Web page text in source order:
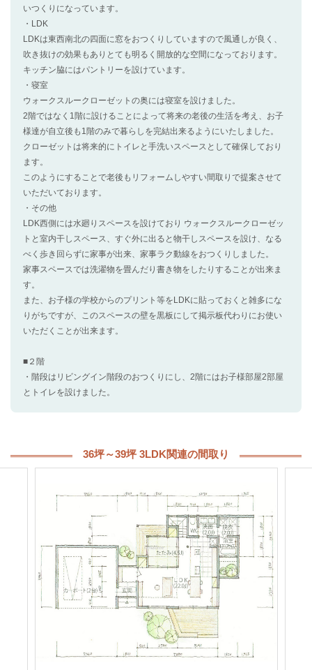
いつくりになっています。
・LDK
LDKは東西南北の四面に窓をおつくりしていますので風通しが良く、
吹き抜けの効果もありとても明るく開放的な空間になっております。
キッチン脇にはパントリーを設けています。
・寝室
ウォークスルークローゼットの奥には寝室を設けました。
2階ではなく1階に設けることによって将来の老後の生活を考え、お子
様達が自立後も1階のみで暮らしを完結出来るようにいたしました。
クローゼットは将来的にトイレと手洗いスペースとして確保しており
ます。
このようにすることで老後もリフォームしやすい間取りで提案させて
いただいております。
・その他
LDK西側には水廻りスペースを設けており ウォークスルークローゼッ
トと室内干しスペース、すぐ外に出ると物干しスペースを設け、なる
べく歩き回らずに家事が出来、家事ラク動線をおつくりしました。
家事スペースでは洗濯物を畳んだり書き物をしたりすることが出来ま
す。
また、お子様の学校からのプリント等をLDKに貼っておくと雑多にな
りがちですが、このスペースの壁を黒板にして掲示板代わりにお使い
いただくことが出来ます。
■２階
・階段はリビングイン階段のおつくりにし、2階にはお子様部屋2部屋
とトイレを設けました。
36坪～39坪 3LDK関連の間取り